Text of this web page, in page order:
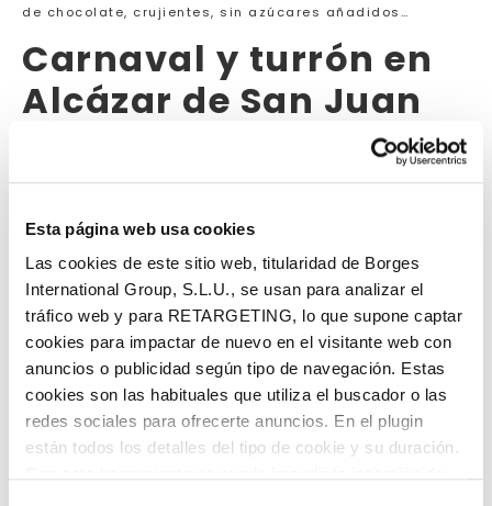
Esta página web usa cookies
Las cookies de este sitio web, titularidad de Borges
International Group, S.L.U., se usan para analizar el
tráfico web y para RETARGETING, lo que supone captar
cookies para impactar de nuevo en el visitante web con
anuncios o publicidad según tipo de navegación. Estas
cookies son las habituales que utiliza el buscador o las
redes sociales para ofrecerte anuncios. En el plugin
están todos los detalles del tipo de cookie y su duración.
de chocolate, crujientes, sin azúcares añadidos…
Carnaval y turrón en
Alcázar de San Juan
Quizás te sorprenda descubrir que la relación entre el
turrón y el Carnaval está arraigada en varios puntos del
Turístico Regional) se adelanta al del resto de lugares,
puesto que se celebra en plena época navideña. Es una
celebración paralela a la de la Navidad, que conserva el
espíritu irreverente que caracteriza al Carnaval, y, por
supuesto, la repostería es un elemento complementario
imprescindible. Teniendo en cuenta las fechas, el turrón
no puede faltar.
El turrón de Carnaval
de La Bañeza